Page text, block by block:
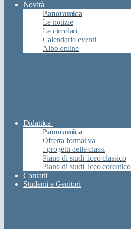
Novità
Panoramica
Le notizie
Le circolari
Calendario eventi
Albo online
Didattica
Panoramica
Offerta formativa
I progetti delle classi
Piano di studi liceo classico
Piano di studi liceo coreutico
Contatti
Studenti e Genitori